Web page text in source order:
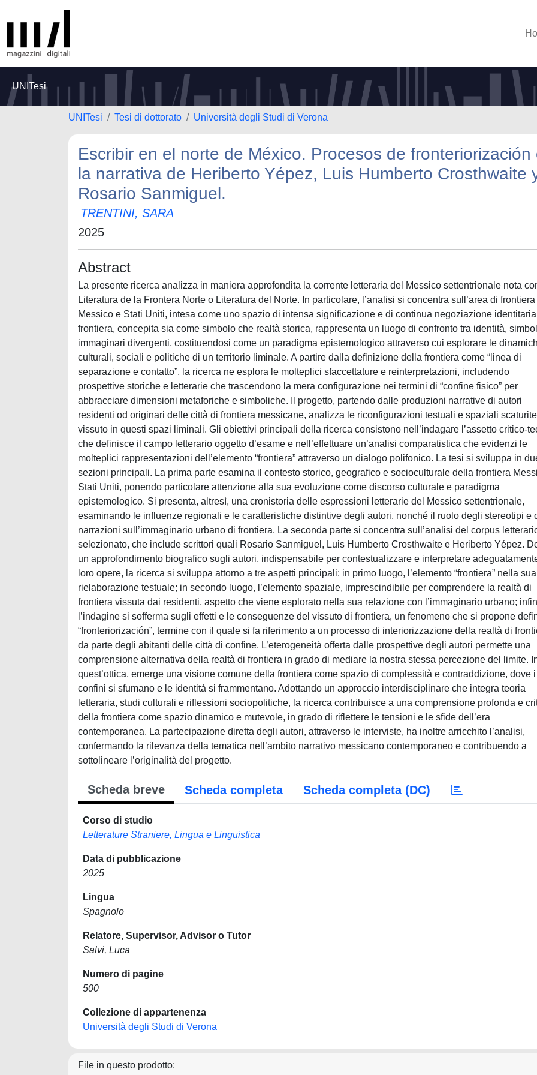
UNITesi
UNITesi Tesi di dottorato Università degli Studi di Verona
Escribir en el norte de México. Procesos de fronteriorización
la narrativa de Heriberto Yépez, Luis Humberto Crosthwaite
Rosario Sanmiguel.
TRENTINI, SARA
2025
Abstract
La presente ricerca analizza in maniera approfondita la corrente letteraria del Messico settentrionale nota
Literatura de la Frontera Norte o Literatura del Norte. In particolare, l’analisi si concentra sull’area di frontiera
Messico e Stati Uniti, intesa come uno spazio di intensa significazione e di continua negoziazione
frontiera, concepita sia come simbolo che realtà storica, rappresenta un luogo di confronto tra identità,
immaginari divergenti, costituendosi come un paradigma epistemologico attraverso cui esplorare le
culturali, sociali e politiche di un territorio liminale. A partire dalla definizione della frontiera come “linea di
separazione e contatto”, la ricerca ne esplora le molteplici sfaccettature e reinterpretazioni, includendo
prospettive storiche e letterarie che trascendono la mera configurazione nei termini di “confine fisico” per
abbracciare dimensioni metaforiche e simboliche. Il progetto, partendo dalle produzioni narrative di autori
residenti od originari delle città di frontiera messicane, analizza le riconfigurazioni testuali e spaziali scaturite
vissuto in questi spazi liminali. Gli obiettivi principali della ricerca consistono nell’indagare l’assetto critico-
che definisce il campo letterario oggetto d’esame e nell’effettuare un’analisi comparatistica che evidenzi le
molteplici rappresentazioni dell’elemento “frontiera” attraverso un dialogo polifonico. La tesi si sviluppa in
sezioni principali. La prima parte esamina il contesto storico, geografico e socioculturale della frontiera
Stati Uniti, ponendo particolare attenzione alla sua evoluzione come discorso culturale e paradigma
epistemologico. Si presenta, altresì, una cronistoria delle espressioni letterarie del Messico settentrionale,
esaminando le influenze regionali e le caratteristiche distintive degli autori, nonché il ruolo degli stereotipi e
narrazioni sull’immaginario urbano di frontiera. La seconda parte si concentra sull’analisi del corpus
selezionato, che include scrittori quali Rosario Sanmiguel, Luis Humberto Crosthwaite e Heriberto Yépez.
un approfondimento biografico sugli autori, indispensabile per contestualizzare e interpretare
loro opere, la ricerca si sviluppa attorno a tre aspetti principali: in primo luogo, l’elemento “frontiera” nella sua
rielaborazione testuale; in secondo luogo, l’elemento spaziale, imprescindibile per comprendere la realtà di
frontiera vissuta dai residenti, aspetto che viene esplorato nella sua relazione con l’immaginario urbano;
l’indagine si sofferma sugli effetti e le conseguenze del vissuto di frontiera, un fenomeno che si propone
“fronteriorización”, termine con il quale si fa riferimento a un processo di interiorizzazione della realtà di
da parte degli abitanti delle città di confine. L’eterogeneità offerta dalle prospettive degli autori permette una
comprensione alternativa della realtà di frontiera in grado di mediare la nostra stessa percezione del limite.
quest’ottica, emerge una visione comune della frontiera come spazio di complessità e contraddizione, dove i
confini si sfumano e le identità si frammentano. Adottando un approccio interdisciplinare che integra teoria
letteraria, studi culturali e riflessioni sociopolitiche, la ricerca contribuisce a una comprensione profonda e
della frontiera come spazio dinamico e mutevole, in grado di riflettere le tensioni e le sfide dell’era
contemporanea. La partecipazione diretta degli autori, attraverso le interviste, ha inoltre arricchito l’analisi,
confermando la rilevanza della tematica nell’ambito narrativo messicano contemporaneo e contribuendo a
sottolineare l’originalità del progetto.
Scheda breve Scheda completa Scheda completa (DC)
Corso di studio
Letterature Straniere, Lingua e Linguistica
Data di pubblicazione
2025
Lingua
Spagnolo
Relatore, Supervisor, Advisor o Tutor
Salvi, Luca
Numero di pagine
500
Collezione di appartenenza
Università degli Studi di Verona
File in questo prodotto: